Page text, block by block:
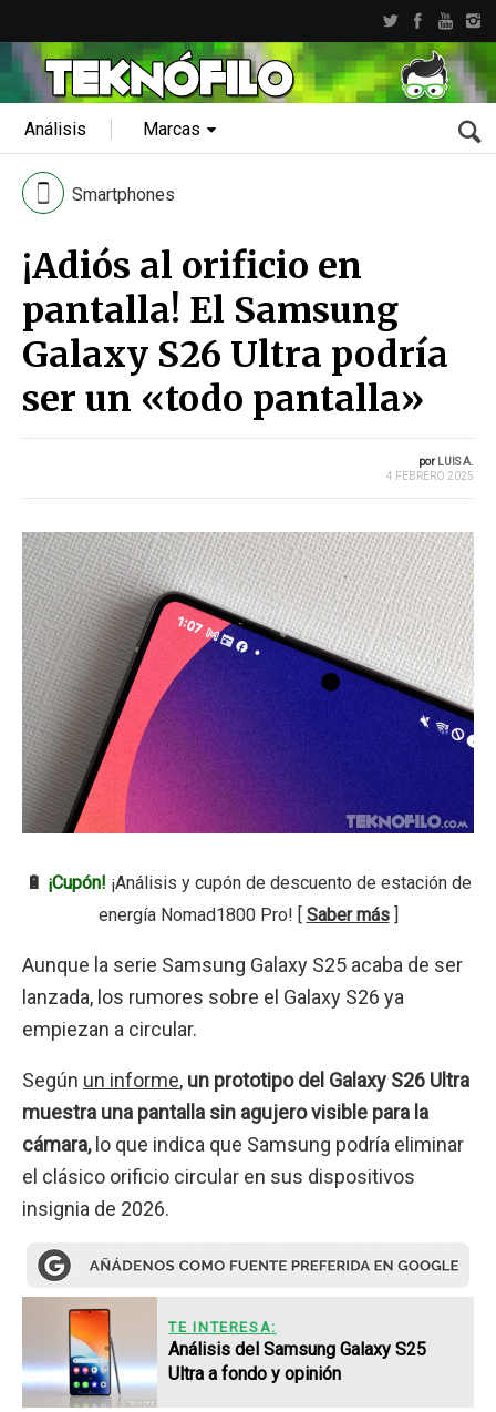
Análisis Marcas
Smartphones
¡Adiós al orificio en
pantalla! El Samsung
Galaxy S26 Ultra podría
ser un «todo pantalla»
por LUIS A.
4 FEBRERO 2025
🔋 ¡Cupón! ¡Análisis y cupón de descuento de estación de
energía Nomad1800 Pro! [ Saber más]
Aunque la serie Samsung Galaxy S25 acaba de ser
lanzada, los rumores sobre el Galaxy S26 ya
empiezan a circular.
Según un informe, un prototipo del Galaxy S26 Ultra
muestra una pantalla sin agujero visible para la
cámara,lo que indica que Samsung podría eliminar
el clásico orificio circular en sus dispositivos
insignia de 2026.
TE INTERESA:
Análisis del Samsung Galaxy S25
Ultra a fondo y opinión